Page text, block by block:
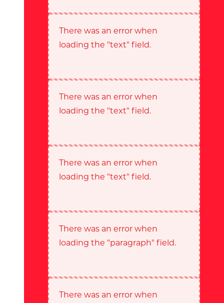
There was an error when
loading the "text" field.
There was an error when
loading the "text" field.
There was an error when
loading the "text" field.
There was an error when
loading the "paragraph" field.
There was an error when